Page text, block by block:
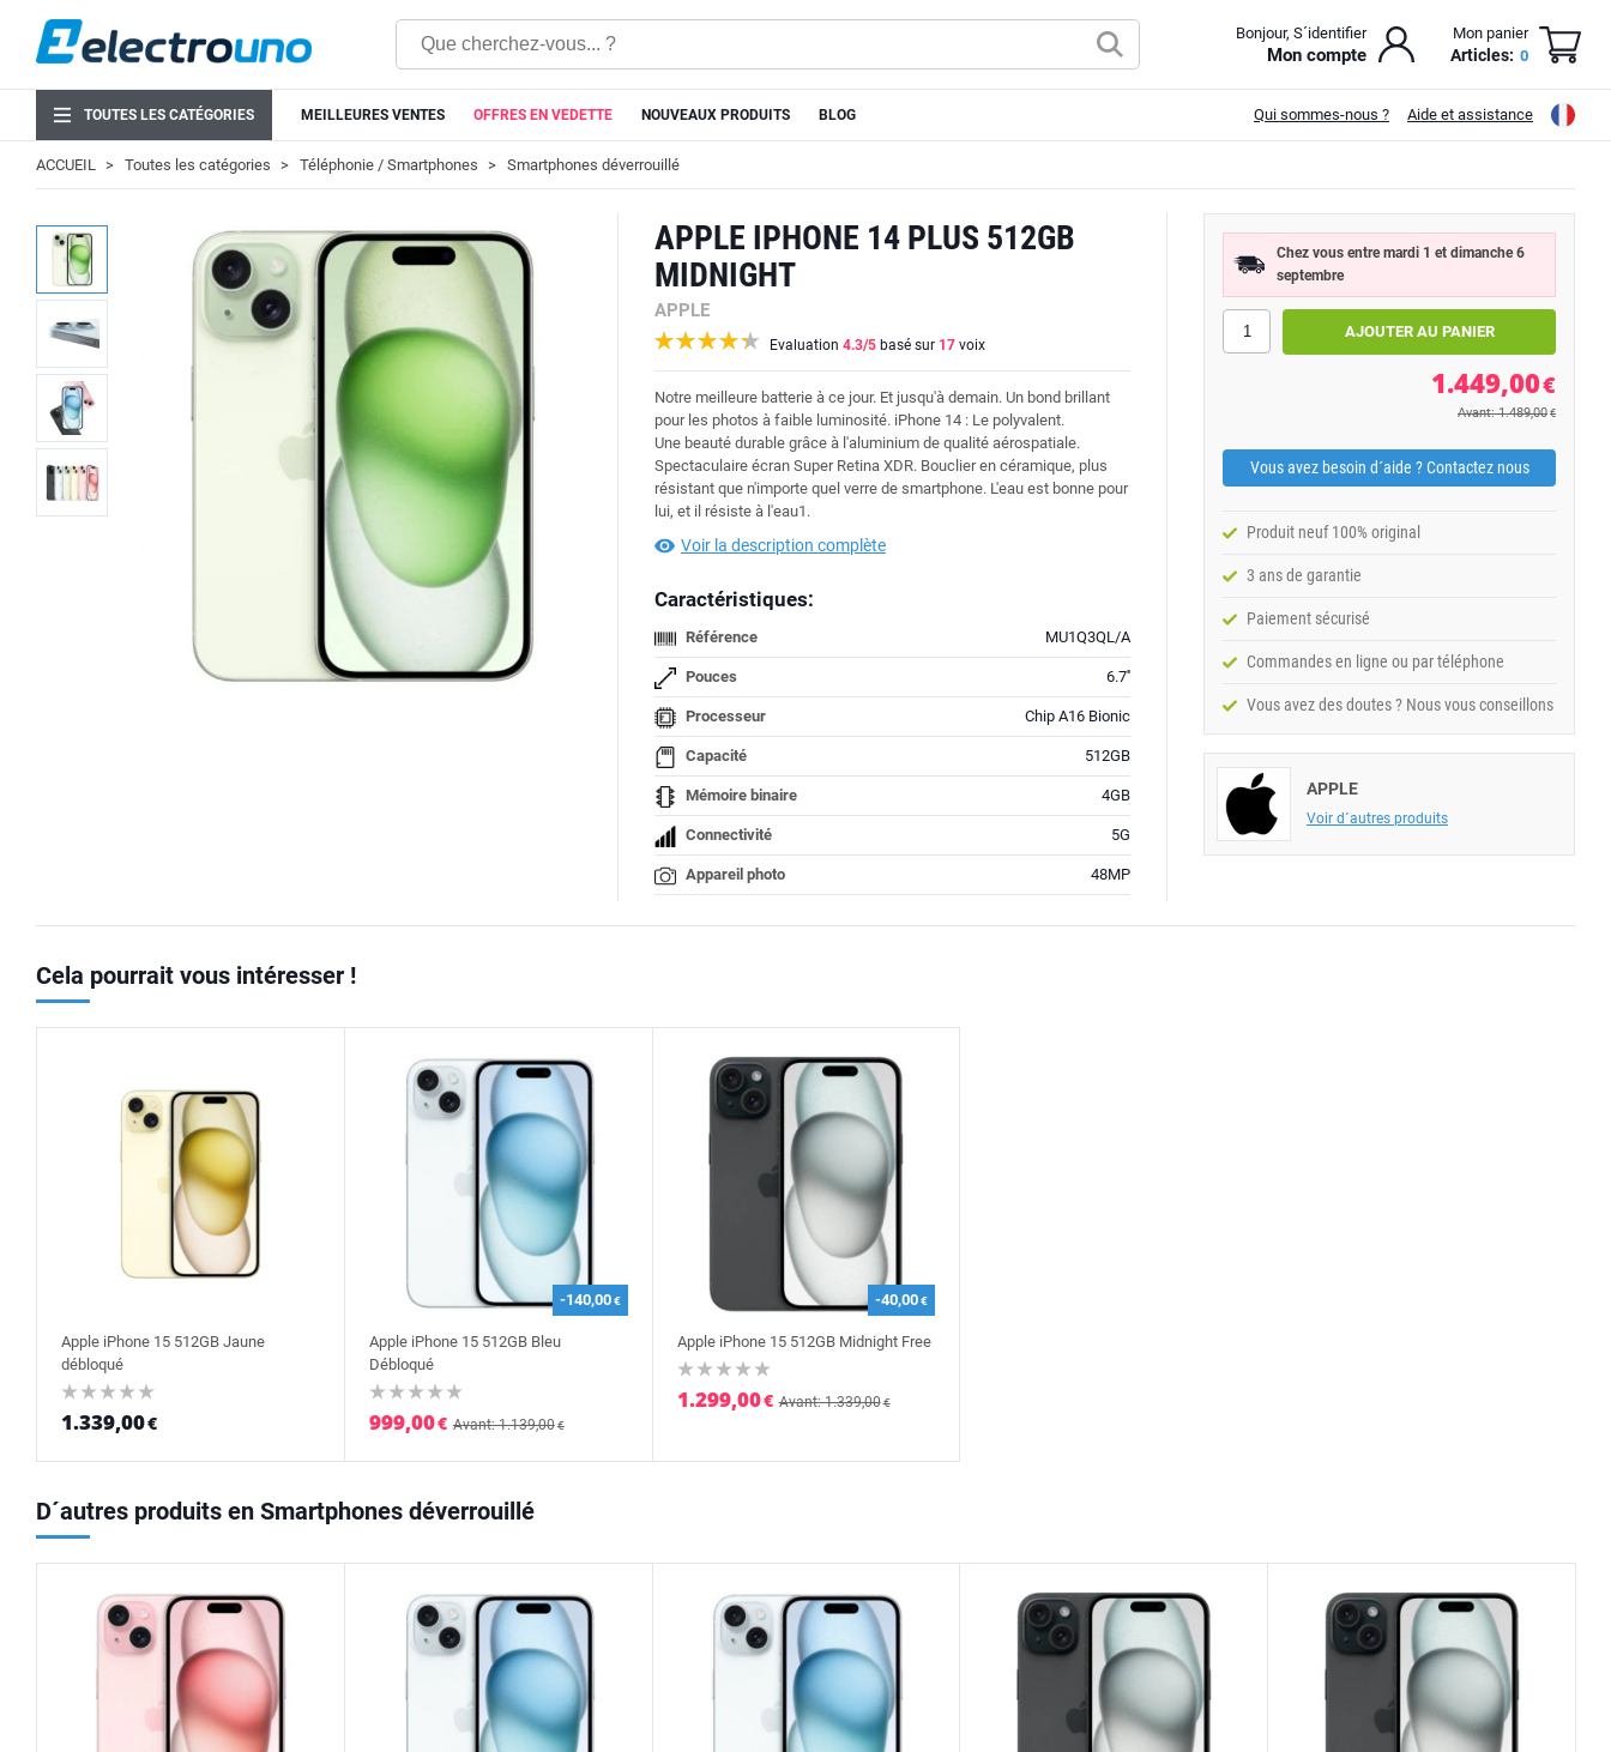
Bonjour, S´identifier
Mon compte
Mon panier
Articles: 0
TOUTES LES CATÉGORIES MEILLEURES VENTES OFFRES EN VEDETTE NOUVEAUX PRODUITS BLOG Qui sommes-nous ? Aide et assistance
ACCUEIL Toutes les catégories Téléphonie / Smartphones Smartphones déverrouillé
APPLE IPHONE 14 PLUS 512GB
MIDNIGHT
APPLE
Evaluation 4.3/5 basé sur 17 voix
Notre meilleure batterie à ce jour. Et jusqu'à demain. Un bond brillant
pour les photos à faible luminosité. iPhone 14 : Le polyvalent.
Une beauté durable grâce à l'aluminium de qualité aérospatiale.
Spectaculaire écran Super Retina XDR. Bouclier en céramique, plus
résistant que n'importe quel verre de smartphone. L'eau est bonne pour
lui, et il résiste à l'eau1.
Voir la description complète
Caractéristiques:
Référence MU1Q3QL/A
Pouces 6.7''
Processeur Chip A16 Bionic
Capacité 512GB
Mémoire binaire 4GB
Connectivité 5G
Appareil photo 48MP
Chez vous entre mardi 1 et dimanche 6
septembre
1.449,00€
Avant: 1.489,00 €
Vous avez besoin d´aide ? Contactez nous
Produit neuf 100% original
3 ans de garantie
Paiement sécurisé
Commandes en ligne ou par téléphone
Vous avez des doutes ? Nous vous conseillons
APPLE
Voir d´autres produits
Cela pourrait vous intéresser !
Apple iPhone 15 512GB Jaune
débloqué
1.339,00€
-140,00€
Apple iPhone 15 512GB Bleu
Débloqué
999,00€ Avant: 1.139,00€
-40,00€
Apple iPhone 15 512GB Midnight Free
1.299,00€ Avant: 1.339,00€
D´autres produits en Smartphones déverrouillé